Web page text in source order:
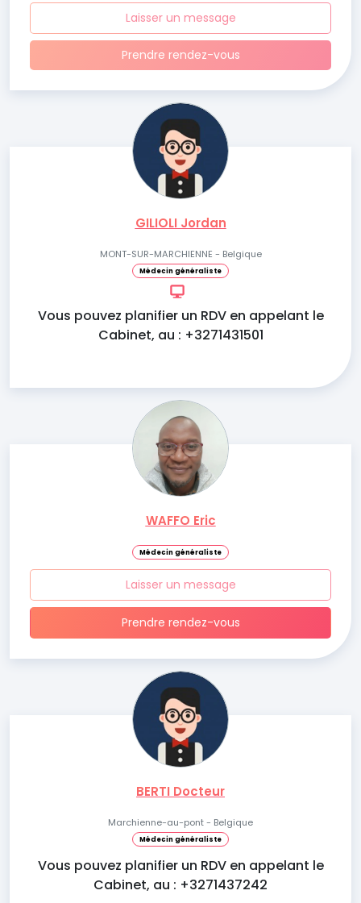
Laisser un message
Prendre rendez-vous
GILIOLI Jordan
MONT-SUR-MARCHIENNE - Belgique
Médecin généraliste
Vous pouvez planifier un RDV en appelant le
Cabinet, au : +3271431501
WAFFO Eric
Médecin généraliste
Laisser un message
Prendre rendez-vous
BERTI Docteur
Marchienne-au-pont - Belgique
Médecin généraliste
Vous pouvez planifier un RDV en appelant le
Cabinet, au : +3271437242